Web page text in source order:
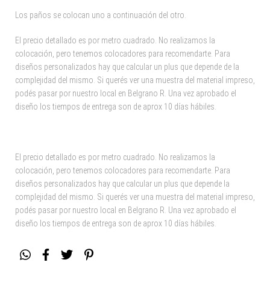
Los paños se colocan uno a continuación del otro.
El precio detallado es por metro cuadrado. No realizamos la
colocación, pero tenemos colocadores para recomendarte. Para
diseños personalizados hay que calcular un plus que depende de la
complejidad del mismo. Si querés ver una muestra del material impreso,
podés pasar por nuestro local en Belgrano R. Una vez aprobado el
diseño los tiempos de entrega son de aprox 10 días hábiles.
El precio detallado es por metro cuadrado. No realizamos la
colocación, pero tenemos colocadores para recomendarte. Para
diseños personalizados hay que calcular un plus que depende la
complejidad del mismo. Si querés ver una muestra del material impreso,
podés pasar por nuestro local en Belgrano R. Una vez aprobado el
diseño los tiempos de entrega son de aprox 10 días hábiles.